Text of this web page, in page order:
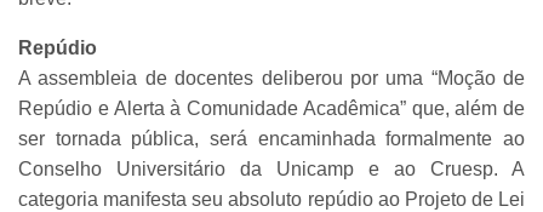
Repúdio
A assembleia de docentes deliberou por uma “Moção de
Repúdio e Alerta à Comunidade Acadêmica” que, além de
ser tornada pública, será encaminhada formalmente ao
Conselho Universitário da Unicamp e ao Cruesp. A
categoria manifesta seu absoluto repúdio ao Projeto de Lei